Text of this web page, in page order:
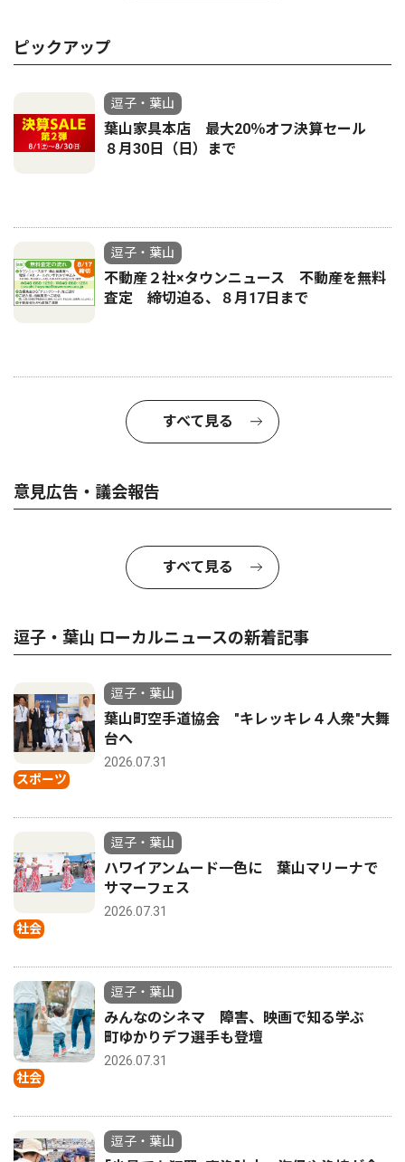
ピックアップ
逗子・葉山
葉山家具本店 最大20％オフ決算セール
８月30日（日）まで
逗子・葉山
不動産２社×タウンニュース 不動産を無料
査定 締切迫る、８月17日まで
すべて見る
意見広告・議会報告
すべて見る
逗子・葉山 ローカルニュースの新着記事
スポーツ
逗子・葉山
葉山町空手道協会 "キレッキレ４人衆"大舞
台へ
2026.07.31
社会
逗子・葉山
ハワイアンムード一色に 葉山マリーナで
サマーフェス
2026.07.31
社会
逗子・葉山
みんなのシネマ 障害、映画で知る学ぶ
町ゆかりデフ選手も登壇
2026.07.31
逗子・葉山